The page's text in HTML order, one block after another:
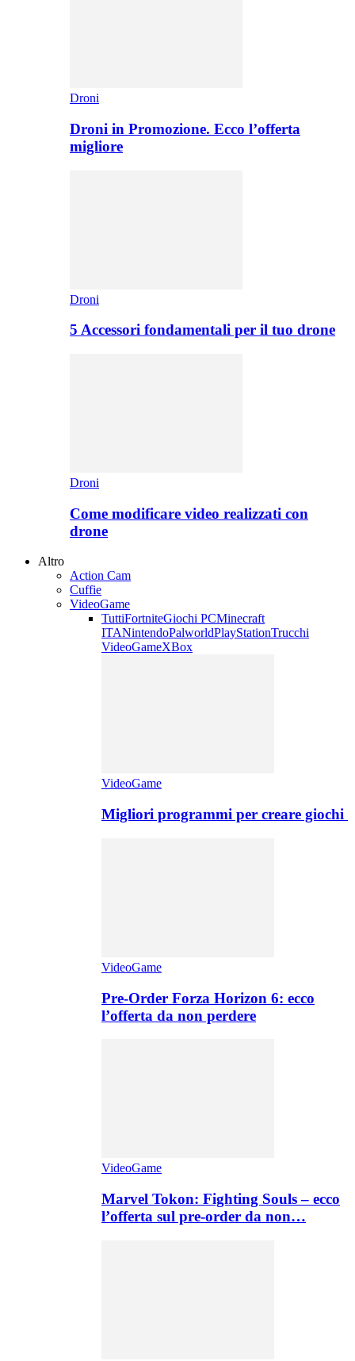
Droni
Droni in Promozione. Ecco l’offerta
migliore
Droni
5 Accessori fondamentali per il tuo drone
Droni
Come modificare video realizzati con
drone
Altro
Action Cam
Cuffie
VideoGame
TuttiFortniteGiochi PCMinecraft
ITANintendoPalworldPlayStationTrucchi
VideoGameXBox
VideoGame
Migliori programmi per creare giochi
VideoGame
Pre-Order Forza Horizon 6: ecco
l’offerta da non perdere
VideoGame
Marvel Tokon: Fighting Souls – ecco
l’offerta sul pre-order da non…